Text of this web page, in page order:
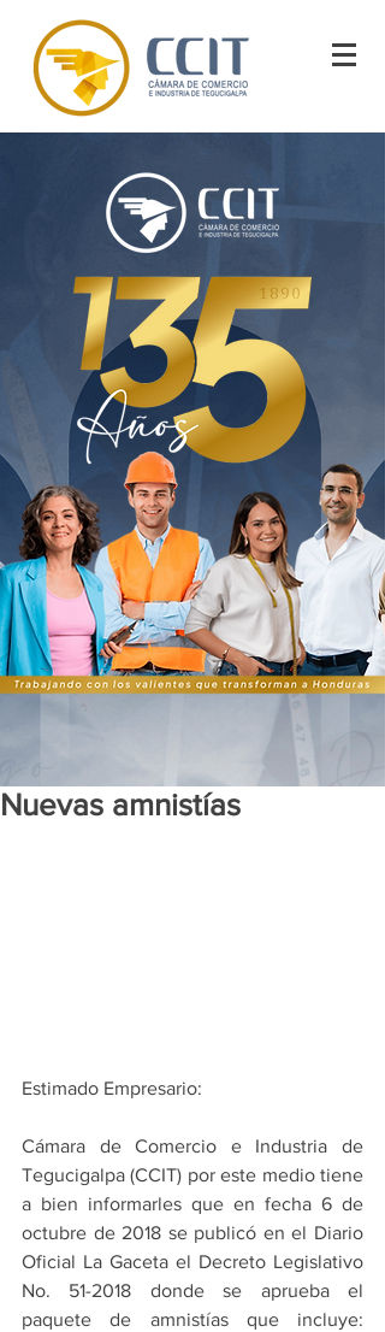
Nuevas amnistías
Estimado Empresario:
Cámara de Comercio e Industria de
Tegucigalpa (CCIT) por este medio tiene
a bien informarles que en fecha 6 de
octubre de 2018 se publicó en el Diario
Oficial La Gaceta el Decreto Legislativo
No. 51-2018 donde se aprueba el
paquete de amnistías que incluye: